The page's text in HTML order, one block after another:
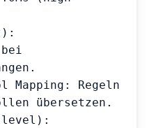
Regeln
übersetzen.
level):